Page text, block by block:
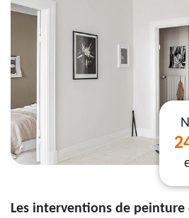
Les interventions de peinture